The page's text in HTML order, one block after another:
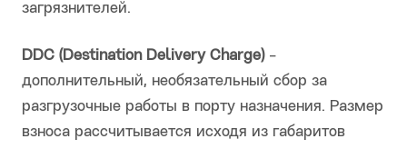
загрязнителей.
DDC (Destination Delivery Charge)-
дополнительный, необязательный сбор за
разгрузочные работы в порту назначения. Размер
взноса рассчитывается исходя из габаритов